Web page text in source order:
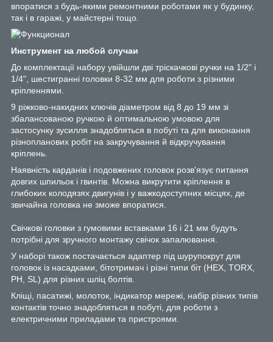
впоратися з будь-якими ремонтними роботами як у будинку,
так і в гаражі, у майстерні тощо.
Инструмент на любой случаи
До комплектації набору увійшли дві тріскачкові ручки на 1/2" і
1/4", шестигранні головки 8-32 мм для роботи з різними
кріпленнями.
9 ріжково-накидних ключів діаметром від 8 до 19 мм зі
збалансованою ручкою й оптимальною умовою для
застосунку зусилля знадобляться в побуті та для виконання
різнопланових робіт на закручування й відкручування
кріплень.
Наявність карданів і подовжених головок розв'язує питання
довгих шпильок і гвинтів. Можна викрутити кріплення в
глибоких колодязях двигунів і у важкодоступних місцях, де
звичайна головка не зможе впоратися.
Свічкові головки з гумовими вставками 16 і 21 мм будуть
потрібні для зручного монтажу свічок запалювання.
У наборі також постачається адаптер під шурупокрут для
головок із насадками, бітотримач і різні типи біт (HEX, TORX,
PH, SL) для різних шліц болтів.
Кліщі, пасатижі, молоток, індикатор мережі, набір різних типів
контактів точно знадобляться в побуті, для роботи з
електричними приладами та пристроями.